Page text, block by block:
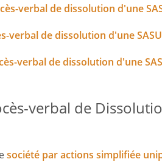
verbal de dissolution d'une
verbal de dissolution d'une SASU
verbal de dissolution d'une
verbal de
société par actions simplifiée